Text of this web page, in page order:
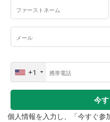
U
n
t
+1
個人情報を入力し、「今すぐ参